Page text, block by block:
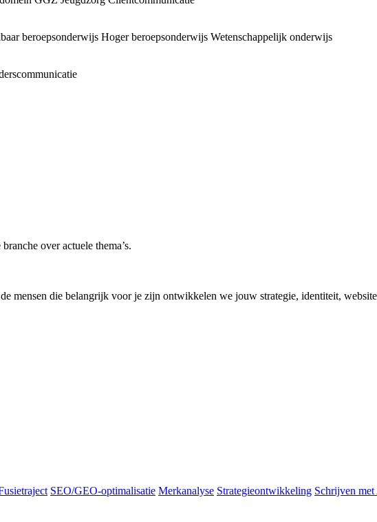
beroepsonderwijs Hoger beroepsonderwijs Wetenschappelijk onderwijs
over actuele thema’s.
mensen die belangrijk voor je zijn ontwikkelen we jouw strategie, identiteit,
SEO/GEO-optimalisatie Merkanalyse Strategieontwikkeling Schrijven